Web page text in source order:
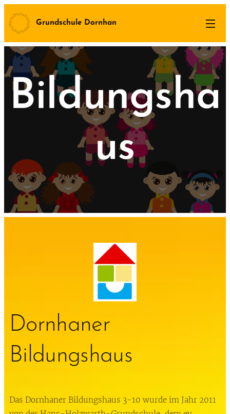
Grundschule Dornhan
Bildungsha
us
Dornhaner
Bildungshaus
Das Dornhaner Bildungshaus 3-10 wurde im Jahr 2011